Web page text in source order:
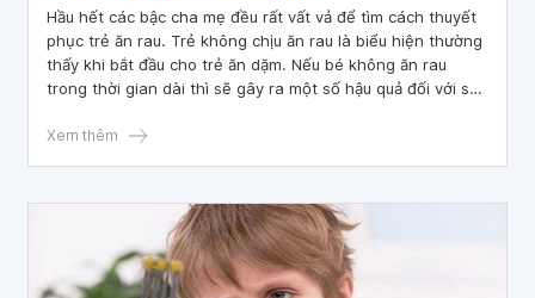
Hầu hết các bậc cha mẹ đều rất vất vả để tìm cách thuyết
phục trẻ ăn rau. Trẻ không chịu ăn rau là biểu hiện thường
thấy khi bắt đầu cho trẻ ăn dặm. Nếu bé không ăn rau
trong thời gian dài thì sẽ gây ra một số hậu quả đối với sức
Xem thêm